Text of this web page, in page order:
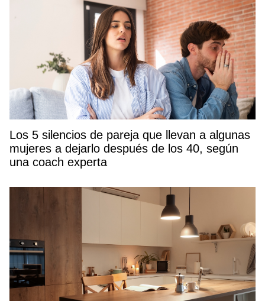
Los 5 silencios de pareja que llevan a algunas
mujeres a dejarlo después de los 40, según
una coach experta